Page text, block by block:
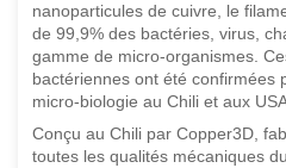
nanoparticules de cuivre, le
de 99,9% des bactéries, virus,
gamme de micro-organismes.
bactériennes ont été confirmées
micro-biologie au Chili et aux
Conçu au Chili par Copper3D,
toutes les qualités mécaniques